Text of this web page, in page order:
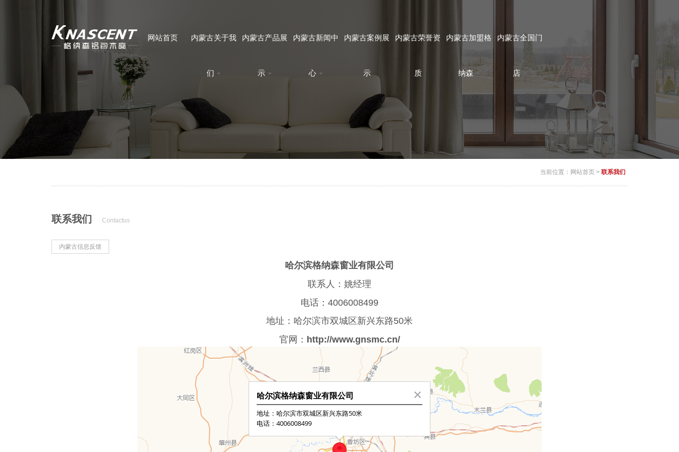
网站首页 内蒙古关于我
们
内蒙古产品展
示
内蒙古新闻中
心
内蒙古案例展
示
内蒙古荣誉资
质
内蒙古加盟格
纳森
内蒙古全国门
店
当前位置： 网站首页 > 联系我们
联系我们 Contactus
内蒙古信息反馈
哈尔滨格纳森窗业有限公司
联系人： 姚经理
电话：4006008499
地址： 哈尔滨市双城区新兴东路50米
官网： http://www.gnsmc.cn/